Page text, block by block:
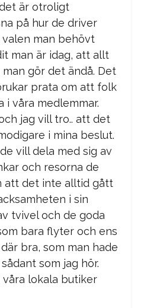
är otroligt
på hur de driver
man behövt
man är idag, att allt
gör det ändå. Det
prata om att folk
i våra medlemmar.
jag vill tro.. att det
i mina beslut.
vill dela med sig av
och resorna de
att det inte alltid gått
i sin
tvivel och de goda
bara flyter och ens
bra, som man hade
som jag hör.
våra lokala butiker